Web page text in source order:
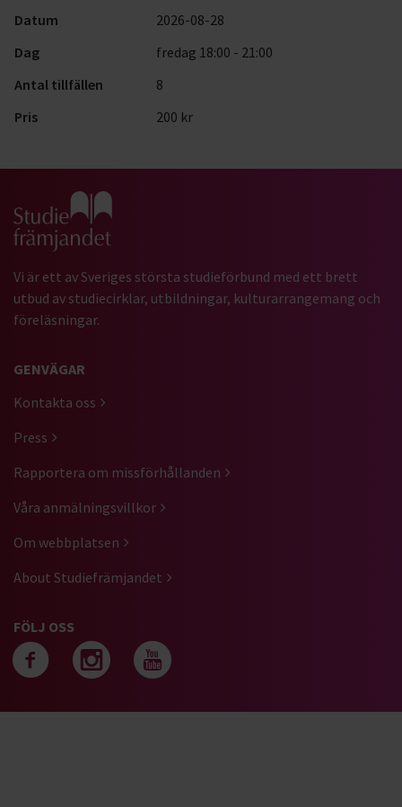
Datum
2026-08-28
Dag
fredag 18:00 - 21:00
Antal tillfällen
8
Pris
200 kr
Gå till studiefrämjandets startsida
Vi är ett av Sveriges största studieförbund med ett brett
utbud av studiecirklar, utbildningar, kulturarrangemang och
föreläsningar.
GENVÄGAR
Kontakta oss
Press
Rapportera om missförhållanden
Våra anmälningsvillkor
Om webbplatsen
About Studiefrämjandet
FÖLJ OSS
Följ oss på facebook
Följ oss på
Följ oss på